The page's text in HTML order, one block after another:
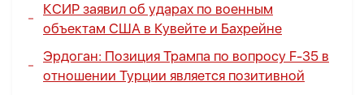
КСИР заявил об ударах по военным
объектам США в Кувейте и Бахрейне
Эрдоган: Позиция Трампа по вопросу F-35 в
отношении Турции является позитивной